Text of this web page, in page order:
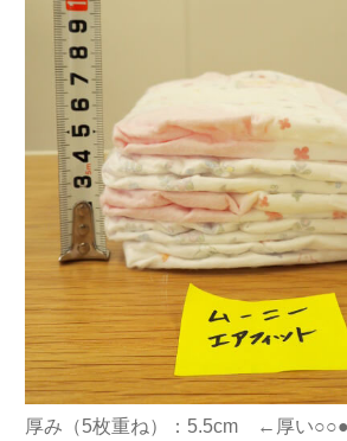
厚み（5枚重ね）：5.5cm ←厚い